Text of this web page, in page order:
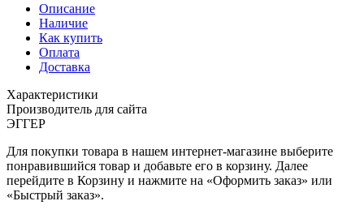
Описание
Наличие
Как купить
Оплата
Доставка
Характеристики
Производитель для сайта
ЭГГЕР
Для покупки товара в нашем интернет-магазине выберите
понравившийся товар и добавьте его в корзину. Далее
перейдите в Корзину и нажмите на «Оформить заказ» или
«Быстрый заказ».